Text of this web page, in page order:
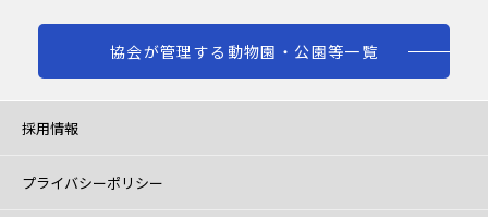
協会が管理する動物園・公園等一覧
採用情報
プライバシーポリシー